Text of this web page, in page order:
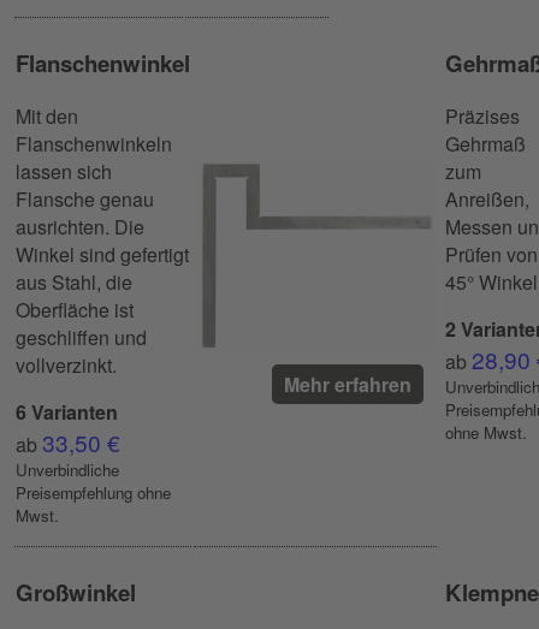
Flanschenwinkel
Mit den
Flanschenwinkeln
lassen sich
Flansche genau
ausrichten. Die
Winkel sind gefertigt
aus Stahl, die
Oberfläche ist
geschliffen und
vollverzinkt.
6 Varianten
ab 33,50 €
Unverbindliche
Preisempfehlung ohne
Mwst.
Mehr erfahren
Präzises
Gehrmaß
zum
Anreißen,
Messen
Prüfen von
45°
2
ab 28,90
ohne Mwst.
Großwinkel